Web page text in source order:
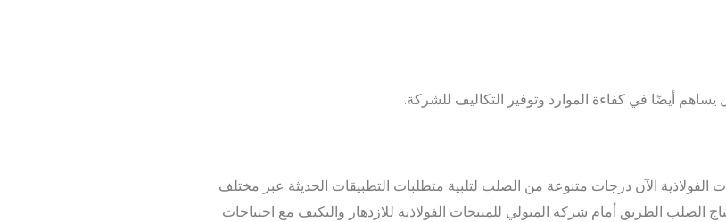
يساهم أيضًا في كفاءة الموارد وتوفير التكاليف للشركة.
الفولاذية الآن درجات متنوعة من الصلب لتلبية متطلبات التطبيقات الحديثة عبر مختلف
الصلب الطريق أمام شركة المتولي للمنتجات الفولاذية للازدهار والتكيف مع احتياجات